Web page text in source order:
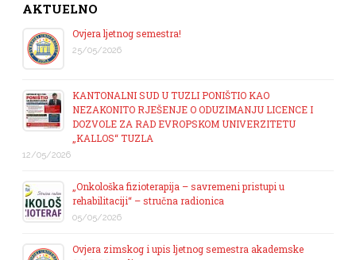
AKTUELNO
Ovjera ljetnog semestra!
25/05/2026
KANTONALNI SUD U TUZLI PONIŠTIO KAO
NEZAKONITO RJEŠENJE O ODUZIMANJU LICENCE I
DOZVOLE ZA RAD EVROPSKOM UNIVERZITETU
„KALLOS“ TUZLA
12/05/2026
„Onkološka fizioterapija – savremeni pristupi u
rehabilitaciji“ – stručna radionica
05/05/2026
Ovjera zimskog i upis ljetnog semestra akademske